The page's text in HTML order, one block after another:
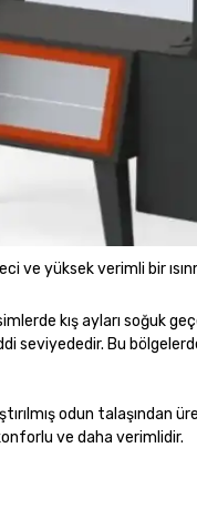
ve yüksek verimli bir
kış ayları soğuk
seviyededir. Bu
odun talaşından
ve daha verimlidir.